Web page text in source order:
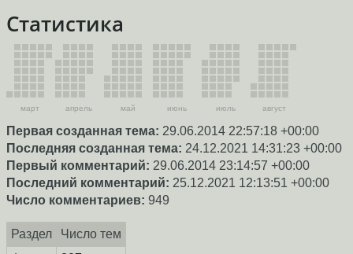
Статистика
март апрель май июнь июль август
Первая созданная тема: 29.06.2014 22:57:18 +00:00
Последняя созданная тема: 24.12.2021 14:31:23 +00:00
Первый комментарий: 29.06.2014 23:14:57 +00:00
Последний комментарий: 25.12.2021 12:13:51 +00:00
Число комментариев: 949
Раздел
Число тем